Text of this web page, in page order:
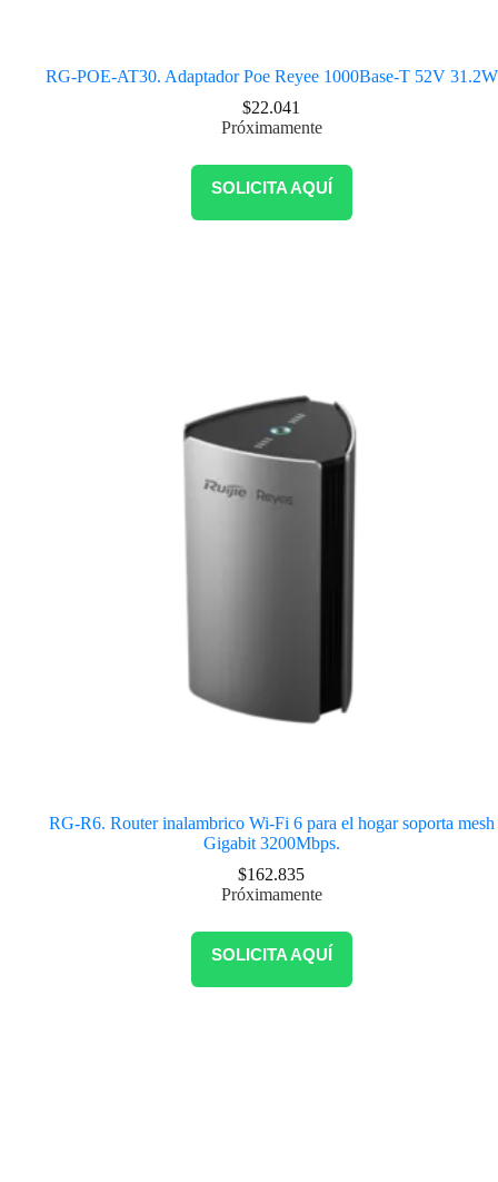
RG-POE-AT30. Adaptador Poe Reyee 1000Base-T 52V 31.2W
$22.041
Próximamente
SOLICITA AQUÍ
RG-R6. Router inalambrico Wi-Fi 6 para el hogar soporta mesh
Gigabit 3200Mbps.
$162.835
Próximamente
SOLICITA AQUÍ